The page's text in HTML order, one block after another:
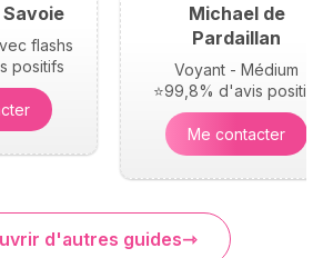
flashs
positifs
Michael de
Pardaillan
Voyant - Médium
⭐99,8% d'avis positifs
Me contacter
d'autres guides